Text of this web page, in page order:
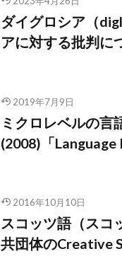
ダイグロシア（
アに対する批判に
2019年7月9日
ミクロレベルの
(2008)「
2016年10月10日
スコッツ語（スコ
共団体のCreative